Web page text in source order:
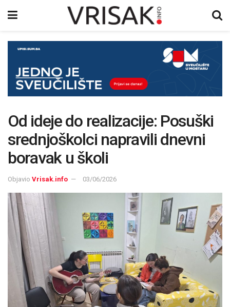
Od ideje do realizacije: Posuški
srednjoškolci napravili dnevni
boravak u školi
Objavio Vrisak.info 03/06/2026